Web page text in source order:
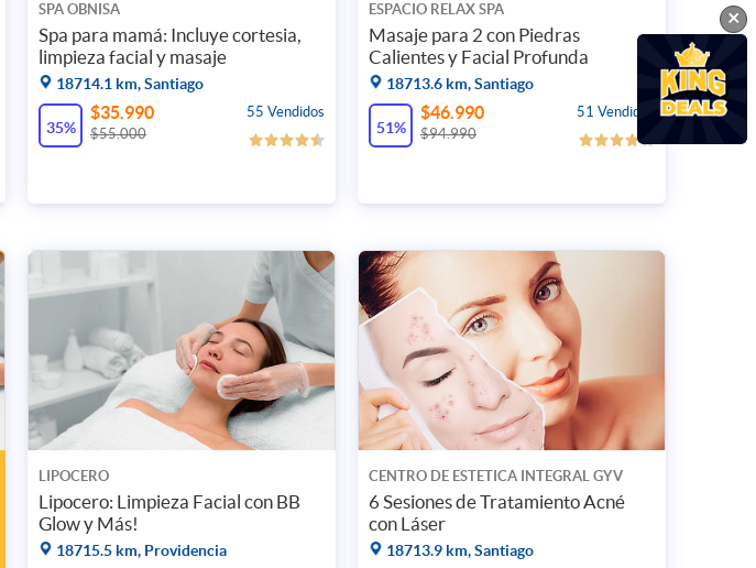
SPA OBNISA
Spa para mamá: Incluye cortesia,
limpieza facial y masaje
18714.1 km, Santiago
35%
55 Vendidos
$35.990
$55.000
ESPACIO RELAX SPA
Masaje para 2 con Piedras
Calientes y Facial Profunda
18713.6 km, Santiago
51%
51 Vendidos
$46.990
$94.990
LIPOCERO
Lipocero: Limpieza Facial con BB
Glow y Más!
18715.5 km, Providencia
CENTRO DE ESTETICA INTEGRAL GYV
6 Sesiones de Tratamiento Acné
con Láser
18713.9 km, Santiago
×